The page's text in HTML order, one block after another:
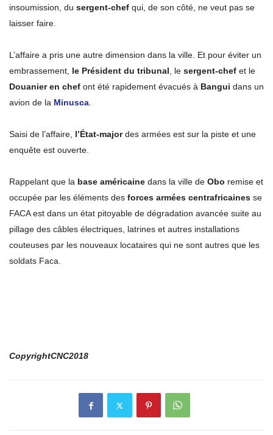
insoumission, du sergent-chef qui, de son côté, ne veut pas se
laisser faire.
L’affaire a pris une autre dimension dans la ville. Et pour éviter un
embrassement, le Président du tribunal, le sergent-chef et le
Douanier en chef ont été rapidement évacués à Bangui dans un
avion de la Minusca.
Saisi de l’affaire, l’État-majordes armées est sur la piste et une
enquête est ouverte.
Rappelant que la base américaine dans la ville de Obo remise et
occupée par les éléments des forces armées centrafricaines se
FACA est dans un état pitoyable de dégradation avancée suite au
pillage des câbles électriques, latrines et autres installations
couteuses par les nouveaux locataires qui ne sont autres que les
soldats Faca.
CopyrightCNC2018